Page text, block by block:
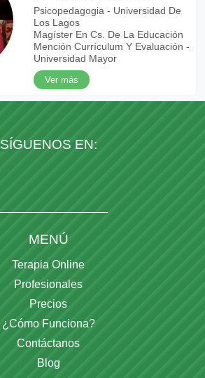
Psicopedagogia - Universidad De
Los Lagos
Magíster En Cs. De La Educación
Mención Currículum Y Evaluación -
Universidad Mayor
Ver más
SÍGUENOS EN:
MENÚ
Terapia Online
Profesionales
Precios
¿Cómo Funciona?
Contáctanos
Blog